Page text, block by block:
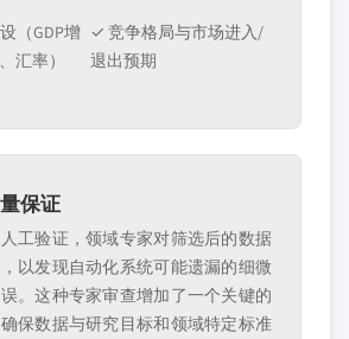
（GDP增
汇率）
✓ 竞争格局与市场进入/
退出预期
保证
工验证，领域专家对筛选后的数据
以发现自动化系统可能遗漏的细微
。这种专家审查增加了一个关键的
保数据与研究目标和领域特定标准